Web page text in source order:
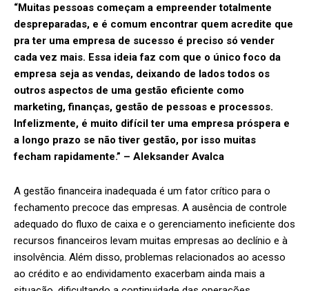
“Muitas pessoas começam a empreender totalmente
despreparadas, e é comum encontrar quem acredite que
pra ter uma empresa de sucesso é preciso só vender
cada vez mais. Essa ideia faz com que o único foco da
empresa seja as vendas, deixando de lados todos os
outros aspectos de uma gestão eficiente como
marketing, finanças, gestão de pessoas e processos.
Infelizmente, é muito difícil ter uma empresa próspera e
a longo prazo se não tiver gestão, por isso muitas
fecham rapidamente.” – Aleksander Avalca
A gestão financeira inadequada é um fator crítico para o
fechamento precoce das empresas. A ausência de controle
adequado do fluxo de caixa e o gerenciamento ineficiente dos
recursos financeiros levam muitas empresas ao declínio e à
insolvência. Além disso, problemas relacionados ao acesso
ao crédito e ao endividamento exacerbam ainda mais a